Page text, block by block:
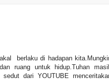
berlaku di hadapan
ruang untuk hidup.Tuhan
dari YOUTUBE